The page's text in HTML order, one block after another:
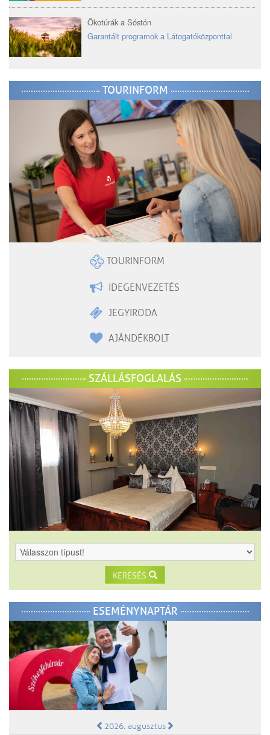
Ökotúrák a Sóstón
Garantált programok a Látogatóközponttal
TOURINFORM
TOURINFORM
IDEGENVEZETÉS
JEGYIRODA
AJÁNDÉKBOLT
SZÁLLÁSFOGLALÁS
KERESÉS
ESEMÉNYNAPTÁR
2026. augusztus